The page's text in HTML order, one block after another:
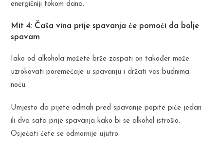
energičniji tokom dana.
Mit 4: Čaša vina prije spavanja će pomoći da bolje
spavam
Iako od alkohola možete brže zaspati on također može
uzrokovati poremećaje u spavanju i držati vas budnima
noću.
Umjesto da pijete odmah pred spavanje popite piće jedan
ili dva sata prije spavanja kako bi se alkohol istrošio.
Osjećati ćete se odmornije ujutro.